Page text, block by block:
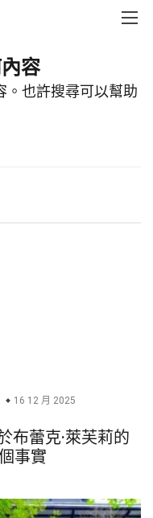
容
。也許搜尋可以幫助
16 12 月 2025
布蕾克·萊芙莉的
事實